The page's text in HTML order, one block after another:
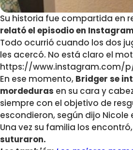
Su historia fue compartida en
relató el episodio en
Todo ocurrió cuando los dos
les acercó. No está claro el
https://www.instagram.com/
En ese momento, Bridger se
mordeduras en su cara y
siempre con el objetivo de
escondieron, según dijo Nicole
Una vez su familia los encontró,
suturaron.